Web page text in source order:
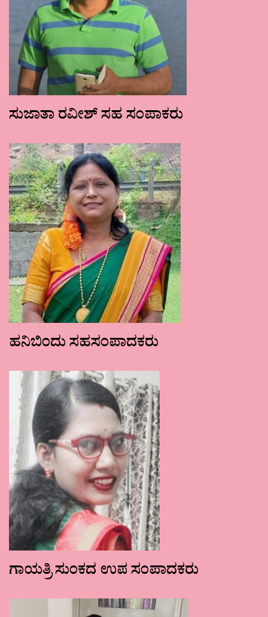
ಸುಜಾತಾ ರವೀಶ್ ಸಹ ಸಂಪಾಕರು
ಹನಿಬಿಂದು ಸಹಸಂಪಾದಕರು
ಗಾಯತ್ರಿ ಸುಂಕದ ಉಪ ಸಂಪಾದಕರು